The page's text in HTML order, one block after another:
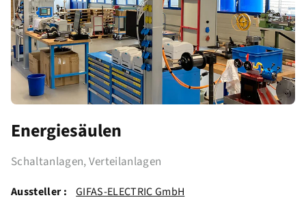
Energiesäulen
Schaltanlagen, Verteilanlagen
Aussteller : GIFAS-ELECTRIC GmbH